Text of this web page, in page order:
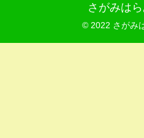
さがみはら
© 2022 さがみ